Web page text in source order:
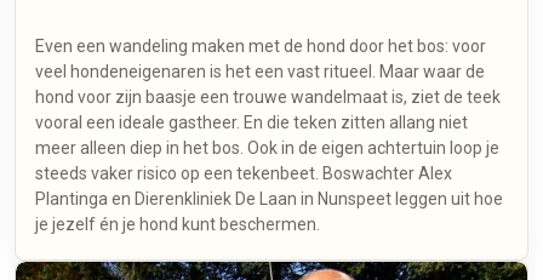
Even een wandeling maken met de hond door het bos: voor
veel hondeneigenaren is het een vast ritueel. Maar waar de
hond voor zijn baasje een trouwe wandelmaat is, ziet de teek
vooral een ideale gastheer. En die teken zitten allang niet
meer alleen diep in het bos. Ook in de eigen achtertuin loop je
steeds vaker risico op een tekenbeet. Boswachter Alex
Plantinga en Dierenkliniek De Laan in Nunspeet leggen uit hoe
je jezelf én je hond kunt beschermen.